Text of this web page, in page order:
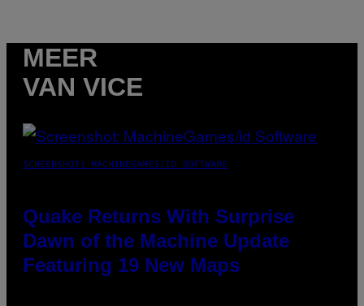
MEER
VAN VICE
SCREENSHOT: MACHINEGAMES/ID SOFTWARE
Quake Returns With Surprise
Dawn of the Machine Update
Featuring 19 New Maps